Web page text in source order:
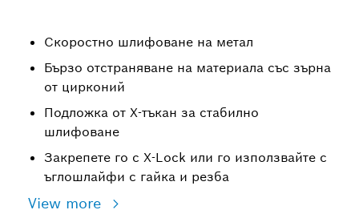
Скоростно шлифоване на метал
Бързо отстраняване на материала със зърна
от цирконий
Подложка от X-тъкан за стабилно
шлифоване
Закрепете го с X-Lock или го използвайте с
ъглошлайфи с гайка и резба
View more